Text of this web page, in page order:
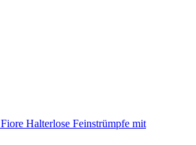
Fiore Halterlose Feinstrümpfe mit